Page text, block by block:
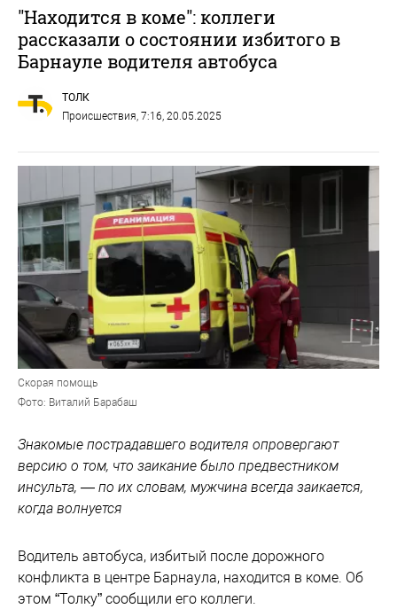
"Находится в коме": коллеги
рассказали о состоянии избитого в
Барнауле водителя автобуса
ТОЛК
Происшествия , 7:16, 20.05.2025
Скорая помощь
Фото: Виталий Барабаш
Знакомые пострадавшего водителя опровергают
версию о том, что заикание было предвестником
инсульта, — по их словам, мужчина всегда заикается,
когда волнуется
Водитель автобуса, избитый после дорожного
конфликта в центре Барнаула, находится в коме. Об
этом “Толку” сообщили его коллеги.